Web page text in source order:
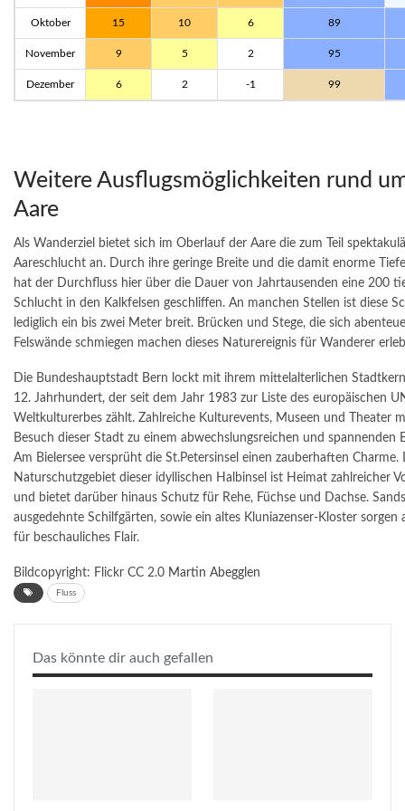
Oktober 15 10 6 89
November 9 5 2 95
Dezember 6 2 -1 99
Weitere Ausflugsmöglichkeiten rund
Aare
Als Wanderziel bietet sich im Oberlauf der Aare die zum Teil
Aareschlucht an. Durch ihre geringe Breite und die damit enorme
hat der Durchfluss hier über die Dauer von Jahrtausenden eine 200
Schlucht in den Kalkfelsen geschliffen. An manchen Stellen ist diese
lediglich ein bis zwei Meter breit. Brücken und Stege, die sich
Felswände schmiegen machen dieses Naturereignis für Wanderer
Die Bundeshauptstadt Bern lockt mit ihrem mittelalterlichen
12. Jahrhundert, der seit dem Jahr 1983 zur Liste des europäischen
Weltkulturerbes zählt. Zahlreiche Kulturevents, Museen und Theater
Besuch dieser Stadt zu einem abwechslungsreichen und spannenden
Am Bielersee versprüht die St.Petersinsel einen zauberhaften Charme.
Naturschutzgebiet dieser idyllischen Halbinsel ist Heimat zahlreicher
und bietet darüber hinaus Schutz für Rehe, Füchse und Dachse.
ausgedehnte Schilfgärten, sowie ein altes Kluniazenser-Kloster sorgen
für beschauliches Flair.
Bildcopyright: Flickr CC 2.0 Martin Abegglen
Fluss
Das könnte dir auch gefallen